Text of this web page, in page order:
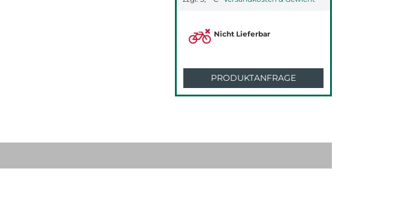
Nicht Lieferbar
PRODUKTANFRAGE